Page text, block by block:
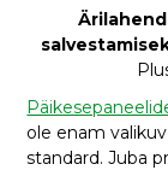
ole enam
standard. Juba